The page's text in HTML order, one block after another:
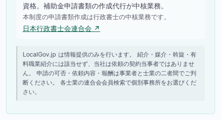
資格。補助金申請書類の作成代行が中核業務。
本制度の申請書類作成は行政書士の中核業務です。
日本行政書士会連合会 ↗
LocalGov.jp は情報提供のみを行います。 紹介・媒介・斡旋・有
料職業紹介には該当せず、当社は依頼の契約当事者ではありませ
ん。 申請の可否・依頼内容・報酬は事業者と士業の二者間でご判
断ください。 各士業の連合会会員検索で個別事務所をお選びくだ
さい。